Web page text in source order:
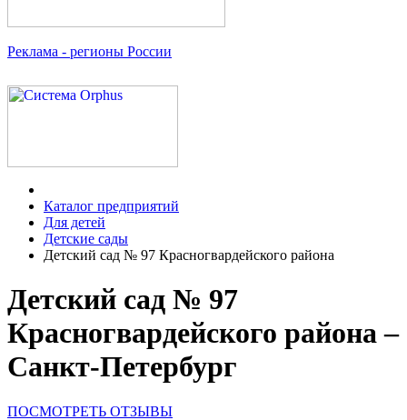
Реклама - регионы России
Каталог предприятий
Для детей
Детские сады
Детский сад № 97 Красногвардейского района
Детский сад № 97
Красногвардейского района –
Санкт-Петербург
ПОСМОТРЕТЬ ОТЗЫВЫ